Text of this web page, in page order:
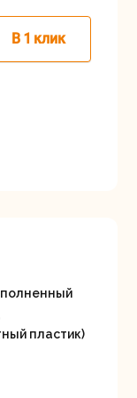
пилы
В 1 клик
пластик)